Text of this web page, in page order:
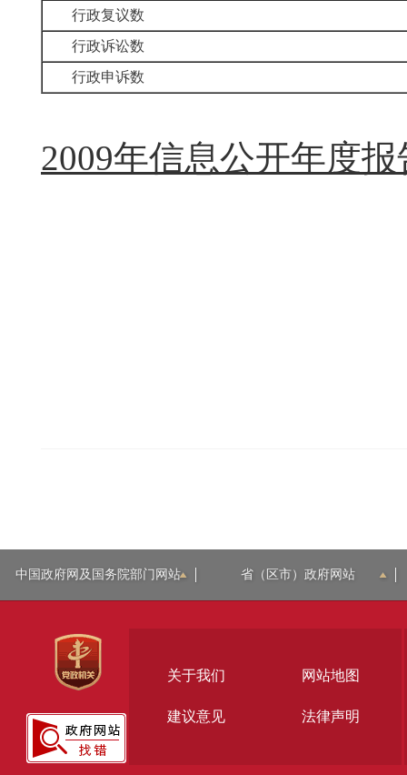
行政复议数
行政诉讼数
行政申诉数
2009年信息公开年度报
中国政府网及国务院部门网站 省（区市）政府网站
关于我们 网站地图
建议意见 法律声明